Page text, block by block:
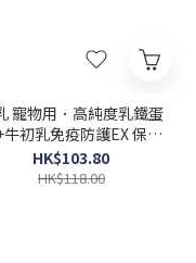
寵物用．高純度乳鐵蛋
牛初乳免疫防護EX 保健
粉500mg x 15粒
HK$103.80
HK$118.00